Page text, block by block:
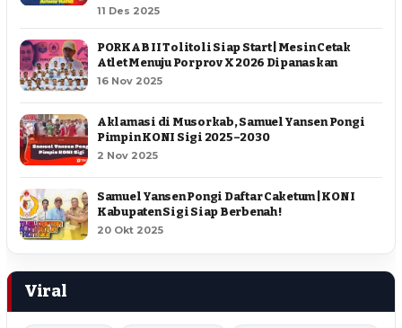
11 Des 2025
PORKAB II Tolitoli Siap Start | Mesin Cetak
Atlet Menuju Porprov X 2026 Dipanaskan
16 Nov 2025
Aklamasi di Musorkab, Samuel Yansen Pongi
Pimpin KONI Sigi 2025–2030
2 Nov 2025
Samuel Yansen Pongi Daftar Caketum | KONI
Kabupaten Sigi Siap Berbenah !
20 Okt 2025
Viral